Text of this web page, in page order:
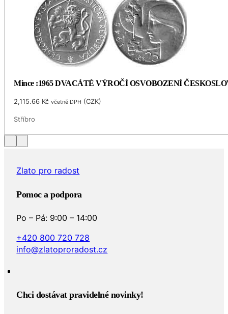
Mince :1965 DVACÁTÉ VÝROČÍ OSVOBOZENÍ
2,115.66 Kč včetně DPH (CZK)
Stříbro
Zlato pro radost
Pomoc a podpora
Po – Pá: 9:00 – 14:00
+420 800 720 728
info@zlatoproradost.cz
Chci dostávat pravidelné novinky!​